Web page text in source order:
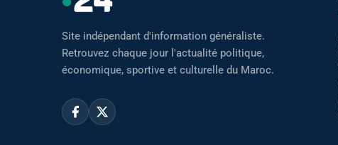
Site indépendant d'information généraliste.
Retrouvez chaque jour l'actualité politique,
économique, sportive et culturelle du Maroc.